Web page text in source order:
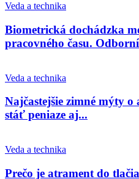
Veda a technika
Biometrická dochádzka
pracovného času.
Veda a technika
Najčastejšie zimné mýty
stáť peniaze aj...
Veda a technika
Prečo je atrament do